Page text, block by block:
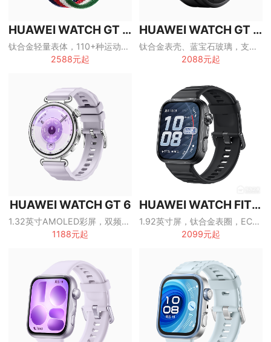
HUAWEI WATCH GT Runner2
钛合金轻量表体，110+种运动模式，面向跑者的专业智能手表
2588元起
HUAWEI WATCH GT 6 Pro
钛合金表壳、蓝宝石玻璃，支持ECG与专业运动的旗舰智能手表
2088元起
HUAWEI WATCH GT 6
1.32英寸AMOLED彩屏，双频卫星定位，最长14天续航，5ATM/IP69防护
1188元起
HUAWEI WATCH FIT 5 Pro
1.92英寸屏，钛合金表圈，ECG心电分析，40米自由潜
2099元起